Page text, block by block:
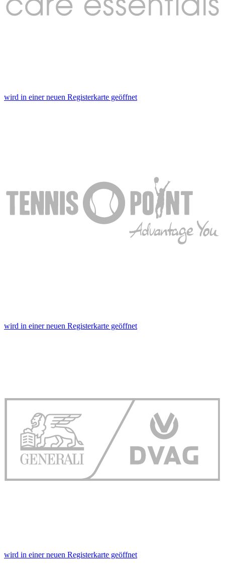
wird in einer neuen Registerkarte geöffnet
wird in einer neuen Registerkarte geöffnet
wird in einer neuen Registerkarte geöffnet